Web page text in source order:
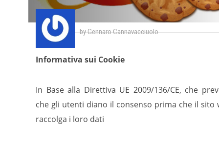
by Gennaro Cannavacciuolo
Informativa sui Cookie
In Base alla Direttiva UE 2009/136/CE, che
che gli utenti diano il consenso prima che il sito
raccolga i loro dati